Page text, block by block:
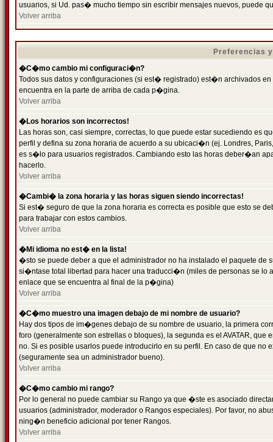
usuarios, si Ud. pas� mucho tiempo sin escribir mensajes nuevos, puede
Volver arriba
Preferencias
�C�mo cambio mi configuraci�n?
Todos sus datos y configuraciones (si est� registrado) est�n archivados
encuentra en la parte de arriba de cada p�gina.
Volver arriba
�Los horarios son incorrectos!
Las horas son, casi siempre, correctas, lo que puede estar sucediendo es
perfil y defina su zona horaria de acuerdo a su ubicaci�n (ej. Londres,
es s�lo para usuarios registrados. Cambiando esto las horas deber�an
hacerlo.
Volver arriba
�Cambi� la zona horaria y las horas siguen siendo incorrectas!
Si est� seguro de que la zona horaria es correcta es posible que esto se
para trabajar con estos cambios.
Volver arriba
�Mi idioma no est� en la lista!
�sto se puede deber a que el administrador no ha instalado el paquete
si�ntase total libertad para hacer una traducci�n (miles de personas se
enlace que se encuentra al final de la p�gina)
Volver arriba
�C�mo muestro una imagen debajo de mi nombre de usuario?
Hay dos tipos de im�genes debajo de su nombre de usuario, la primera
foro (generalmente son estrellas o bloques), la segunda es el AVATAR,
no. Si es posible usarlos puede introducirlo en su perfil. En caso de que
(seguramente sea un administrador bueno).
Volver arriba
�C�mo cambio mi rango?
Por lo general no puede cambiar su Rango ya que �ste es asociado
usuarios (administrador, moderador o Rangos especiales). Por favor, no
ning�n beneficio adicional por tener Rangos.
Volver arriba